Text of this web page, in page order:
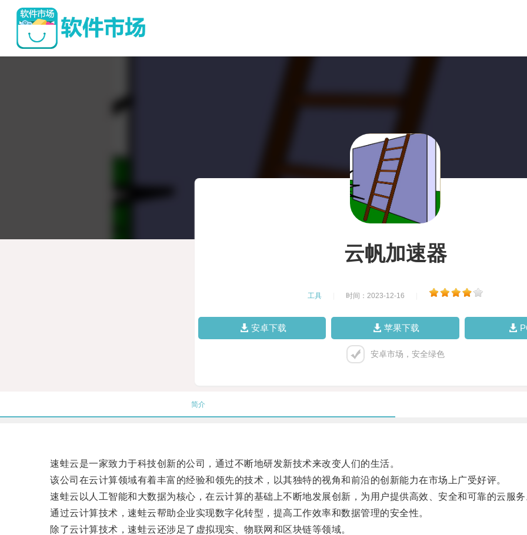
云帆加速器
工具 时间：2023-12-16
安卓下载 苹果下载
安卓市场，安全绿色
简介
速蛙云是一家致力于科技创新的公司，通过不断地研发新技术来改变人们的生活。
该公司在云计算领域有着丰富的经验和领先的技术，以其独特的视角和前沿的创新能力在市场上广受好评。
速蛙云以人工智能和大数据为核心，在云计算的基础上不断地发展创新，为用户提供高效、安全和可靠的云服务
通过云计算技术，速蛙云帮助企业实现数字化转型，提高工作效率和数据管理的安全性。
除了云计算技术，速蛙云还涉足了虚拟现实、物联网和区块链等领域。